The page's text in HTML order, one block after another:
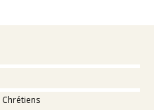
Chrétiens